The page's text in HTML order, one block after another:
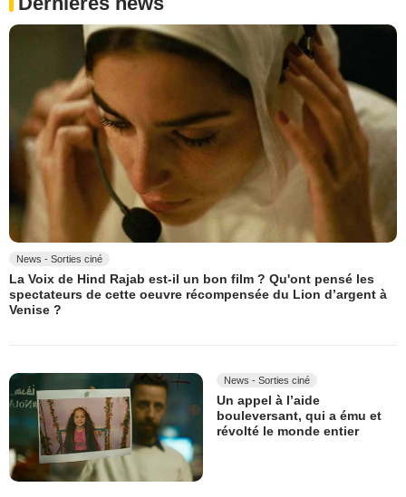
News - Sorties ciné
La Voix de Hind Rajab est-il un bon film ? Qu'ont pensé les
spectateurs de cette oeuvre récompensée du Lion d’argent à
Venise ?
News - Sorties ciné
Un appel à l’aide
bouleversant, qui a ému et
révolté le monde entier